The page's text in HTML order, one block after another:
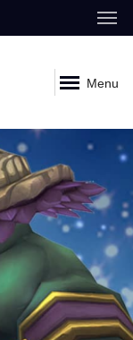
Menu